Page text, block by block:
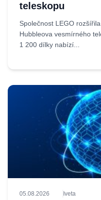
teleskopu
Společnost LEGO
Hubbleova vesmírného
1 200 dílky nabízí...
05.08.2026 Iveta